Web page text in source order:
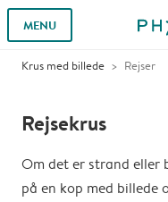
MENU
Krus med billede Rejser
Rejsekrus
Om det er strand eller
på en kop med billede